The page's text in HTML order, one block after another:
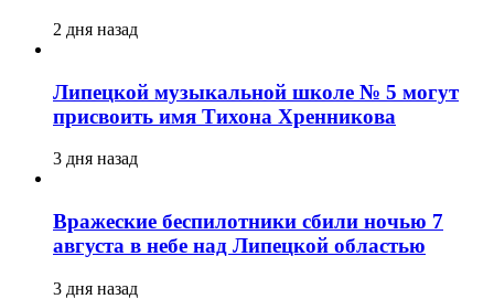
2 дня назад
Липецкой музыкальной школе № 5 могут
присвоить имя Тихона Хренникова
3 дня назад
Вражеские беспилотники сбили ночью 7
августа в небе над Липецкой областью
3 дня назад